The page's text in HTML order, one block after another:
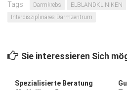
Tags: Darmkrebs ELBLANDKLINIKEN
Interdisziplinäres Darmzentrum
Sie interessieren Sich
Spezialisierte Beratung